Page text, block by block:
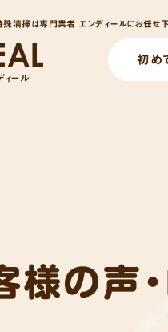
殊清掃は専門業者 エンディールにお任
ィール
初め
様の声